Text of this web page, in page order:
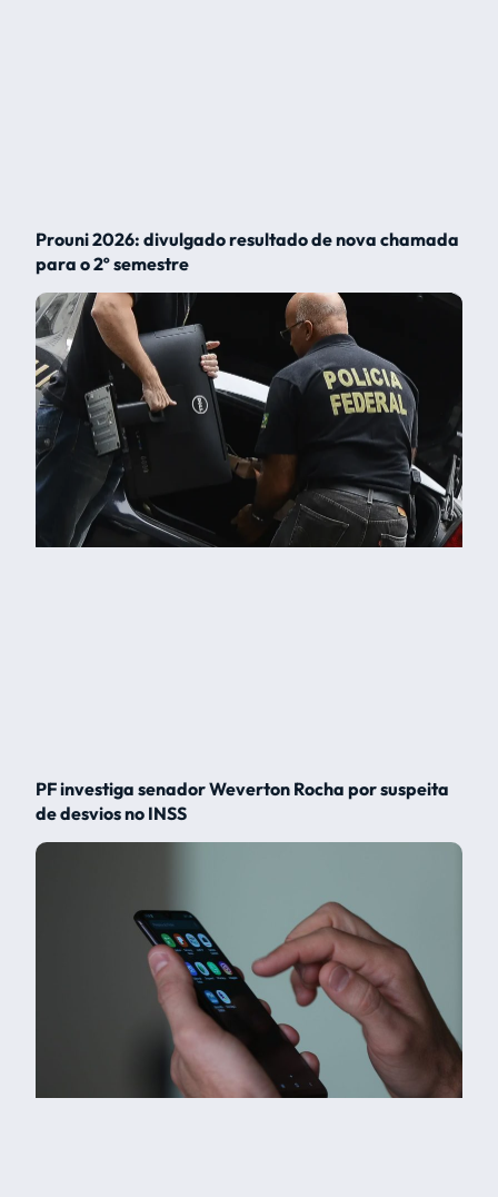
Prouni 2026: divulgado resultado de nova chamada
para o 2º semestre
PF investiga senador Weverton Rocha por suspeita
de desvios no INSS